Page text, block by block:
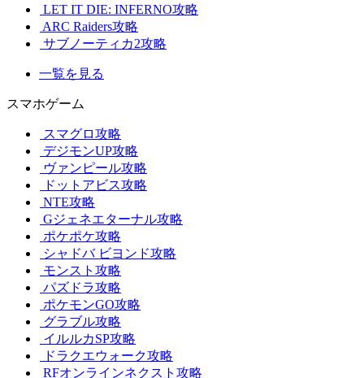
LET IT DIE: INFERNO攻略
ARC Raiders攻略
サブノーティカ2攻略
一覧を見る
スマホゲーム
スマグロ攻略
デジモンUP攻略
ヴァンピール攻略
ドットアビス攻略
NTE攻略
Gジェネエターナル攻略
ポケポケ攻略
シャドバ ビヨンド攻略
モンスト攻略
パズドラ攻略
ポケモンGO攻略
グラブル攻略
イルルカSP攻略
ドラクエウォーク攻略
RFオンラインネクスト攻略